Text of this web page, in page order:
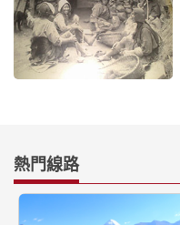
熱門線路